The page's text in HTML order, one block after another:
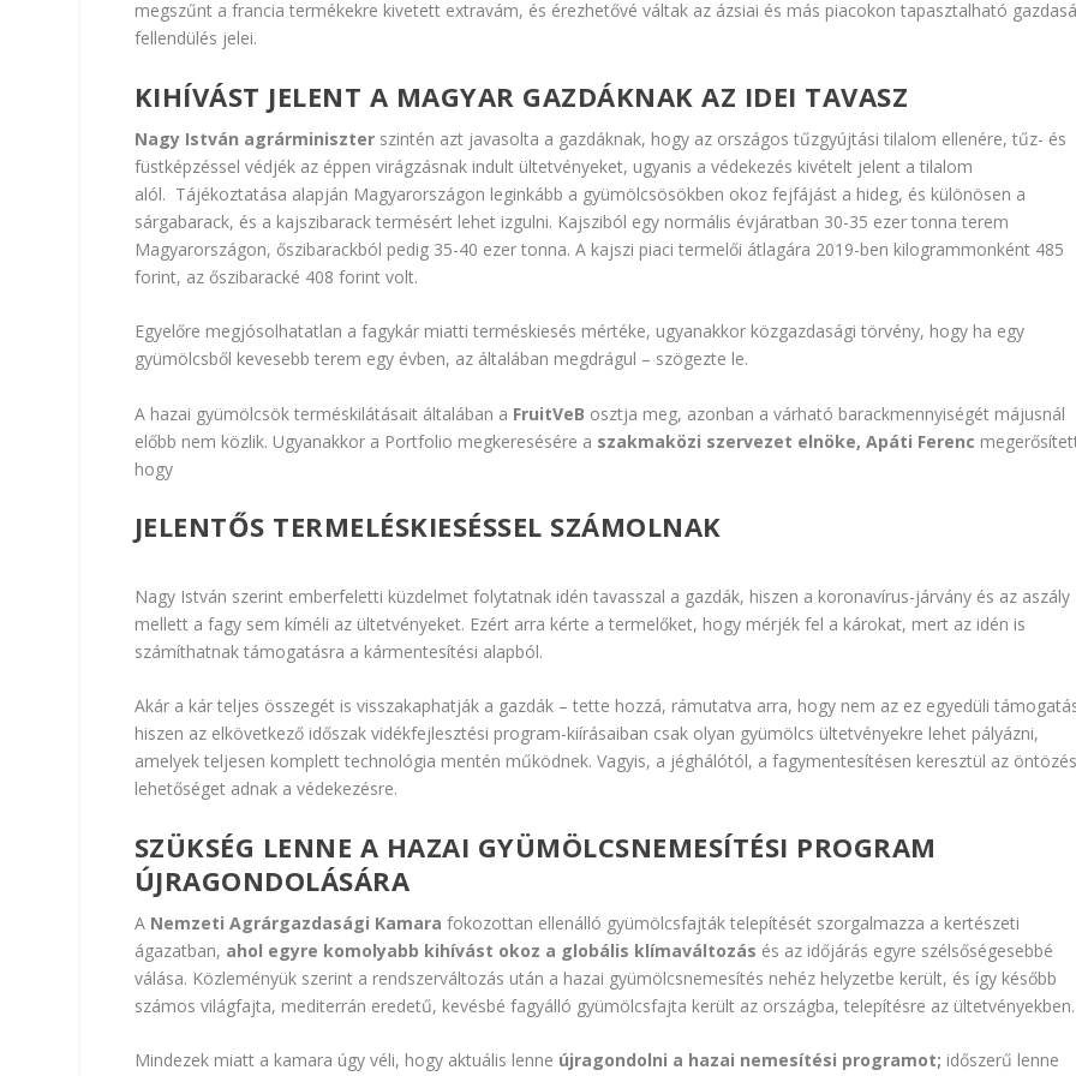
megszűnt a francia termékekre kivetett extravám, és érezhetővé váltak az ázsiai és más piacokon tapasztalható
fellendülés jelei.
KIHÍVÁST JELENT A MAGYAR GAZDÁKNAK AZ IDEI TAVASZ
Nagy István agrárminiszterszintén azt javasolta a gazdáknak, hogy az országos tűzgyújtási tilalom ellenére, tűz- és
füstképzéssel védjék az éppen virágzásnak indult ültetvényeket, ugyanis a védekezés kivételt jelent a tilalom
alól. Tájékoztatása alapján Magyarországon leginkább a gyümölcsösökben okoz fejfájást a hideg, és különösen a
sárgabarack, és a kajszibaracktermésért lehet izgulni. Kajsziból egy normális évjáratban 30-35 ezer tonna terem
Magyarországon, őszibarackból pedig 35-40 ezer tonna. A kajszi piaci termelői átlagára 2019-ben kilogrammonként 485
forint, az őszibaracké 408 forint volt.
Egyelőre megjósolhatatlan a fagykár miatti terméskiesés mértéke, ugyanakkor közgazdasági törvény, hogy ha egy
gyümölcsből kevesebb terem egy évben, az általában megdrágul – szögezte le.
A hazai gyümölcsök terméskilátásait általában a FruitVeB osztja meg, azonban a várható barackmennyiségét májusnál
előbb nem közlik. Ugyanakkor a Portfolio megkeresésére a szakmaközi szervezet elnöke, Apáti Ferenc
hogy
JELENTŐS TERMELÉSKIESÉSSEL SZÁMOLNAK
Nagy István szerint emberfeletti küzdelmet folytatnak idén tavasszal a gazdák, hiszen a koronavírus-járvány és az aszály
mellett a fagy sem kíméli az ültetvényeket. Ezért arra kérte a termelőket, hogy mérjék fel a károkat, mert az idén is
számíthatnak támogatásra a kármentesítési alapból.
Akár a kár teljes összegét is visszakaphatják a gazdák – tette hozzá, rámutatva arra, hogy nem az ez egyedüli
hiszen az elkövetkező időszak vidékfejlesztési program-kiírásaiban csak olyan gyümölcs ültetvényekre lehet pályázni,
amelyek teljesen komplett technológia mentén működnek. Vagyis, a jéghálótól, a fagymentesítésen keresztül az
lehetőséget adnak a védekezésre.
SZÜKSÉG LENNE A HAZAI GYÜMÖLCSNEMESÍTÉSI PROGRAM
ÚJRAGONDOLÁSÁRA
A Nemzeti Agrárgazdasági Kamara fokozottan ellenálló gyümölcsfajták telepítését szorgalmazza a kertészeti
ágazatban, ahol egyre komolyabb kihívást okoz a globális klímaváltozás és az időjárás egyre szélsőségesebbé
válása. Közleményük szerint a rendszerváltozás után a hazai gyümölcsnemesítés nehéz helyzetbe került, és így később
számos világfajta, mediterrán eredetű, kevésbé fagyálló gyümölcsfajta került az országba, telepítésre az ültetvényekben.
Mindezek miatt a kamara úgy véli, hogy aktuális lenne újragondolni a hazai nemesítési programot; időszerű lenne